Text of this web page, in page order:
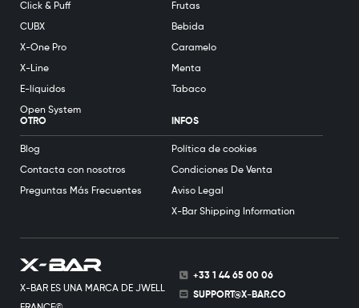
X-BAR ES UNA MARCA DE JWELL
+33 1 44 65 00 06
SUPPORT@X-BAR.CO
Click & Puff
CUBX
X-One Pro
X-Line
E-líquidos
Open System
Frutas
Bebida
Caramelo
Menta
Tabaco
OTRO
Blog
Contacta con nosotros
Preguntas Más Frecuentes
INFOS
Política de cookies
Condiciones De Venta
Aviso Legal
X-Bar Shipping Information